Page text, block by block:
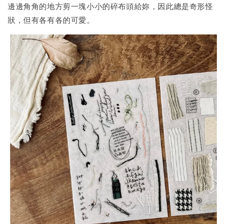
邊邊角角的地方剪一塊小小的碎布頭給妳，因此總是奇形怪
狀，但有各有各的可愛。